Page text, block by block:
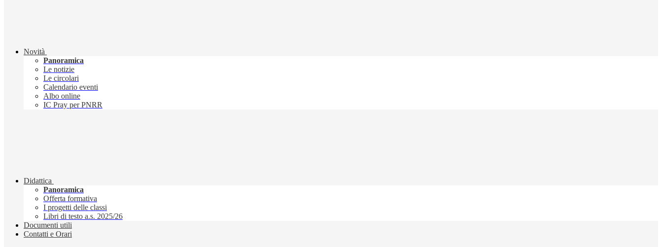
Novità
Panoramica
Le notizie
Le circolari
Calendario eventi
Albo online
IC Pray per PNRR
Didattica
Panoramica
Offerta formativa
I progetti delle classi
Libri di testo a.s. 2025/26
Documenti utili
Contatti e Orari